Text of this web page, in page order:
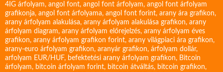
4IG árfolyam, angol font, angol font árfolyam, angol font árfolyam
grafikonja, angol font árfolyama, angol font forint, arany ára grafikon,
arany árfolyam alakulása, arany árfolyam alakulása grafikon, arany
árfolyam diagram, arany árfolyam előrejelzés, arany árfolyam éves
grafikon, arany árfolyam grafikon forint, arany világpiaci ára grafikon,
arany-euro árfolyam grafikon, aranyár grafikon, árfolyam dollár,
arfolyam EUR/HUF, befektetési arany árfolyam grafikon, Bitcoin
árfolyam, bitcoin árfolyam forint, bitcoin átváltás, bitcoin grafikon,